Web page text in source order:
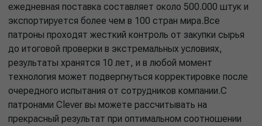
ежедневная поставка составляет около 500.000 штук и
экспортируется более чем в 100 стран мира.Все
патроны проходят жесткий контроль от закупки сырья
до итоговой проверки в экстремальных условиях,
результаты хранятся 10 лет, и в любой момент
технология может подвергнуться корректировке после
очередного испытания от сотрудников компании.С
патронами Clever вы можете рассчитывать на
прекрасный результат при оптимальном соотношении